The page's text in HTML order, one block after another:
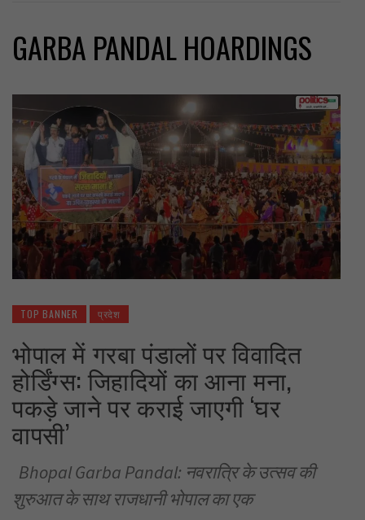
GARBA PANDAL HOARDINGS
TOP BANNER प्रदेश
भोपाल में गरबा पंडालों पर विवादित
होर्डिंग्स: जिहादियों का आना मना,
पकड़े जाने पर कराई जाएगी ‘घर
वापसी’
Bhopal Garba Pandal: नवरात्रि के उत्सव की
शुरुआत के साथ राजधानी भोपाल का एक